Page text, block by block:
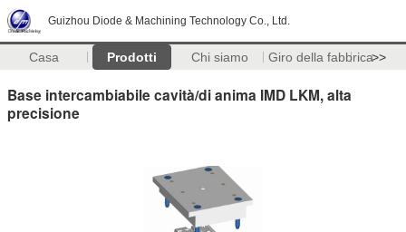
Guizhou Diode & Machining Technology Co., Ltd.
Casa Prodotti Chi siamo Giro della fabbrica>>
Base intercambiabile cavità/di anima IMD LKM, alta
precisione